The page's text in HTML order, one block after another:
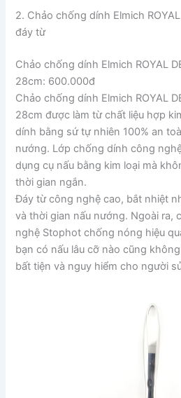
2. Chảo chống dính Elmich
đáy từ
Chảo chống dính Elmich ROYAL
28cm: 600.000đ
Chảo chống dính Elmich ROYAL
28cm được làm từ chất liệu hợp
dính bằng sứ tự nhiên 100% an
nướng. Lớp chống dính công
dụng cụ nấu bằng kim loại mà
thời gian ngắn.
Đáy từ công nghệ cao, bắt nhiệt
và thời gian nấu nướng. Ngoài ra,
nghệ Stophot chống nóng hiệu
bạn có nấu lâu cỡ nào cũng
bất tiện và nguy hiểm cho người